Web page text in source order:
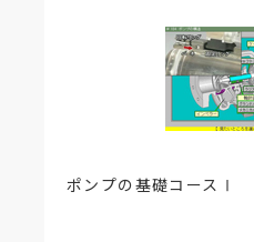
「学習のガイダンスと学
学習資料集（まとめPDF
面）目次の１～５章の題
ポンプの基礎コースⅠ